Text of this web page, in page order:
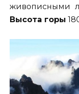
живописными
Высота горы